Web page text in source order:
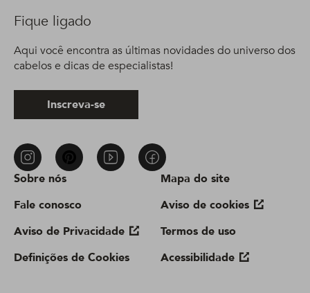
Sobre nós
Fale conosco
Aviso de Privacidade
Definições de Cookies
Mapa do site
Aviso de cookies
Termos de uso
Acessibilidade
Fique ligado
Aqui você encontra as últimas novidades do universo dos
cabelos e dicas de especialistas!
Inscreva-se